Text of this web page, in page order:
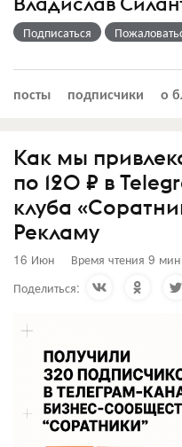
Подписаться
посты подписчики о
Как мы
по 120 ₽ в
клуба
Рекламу
16 Июн Время чтения 9 мин
Поделиться: